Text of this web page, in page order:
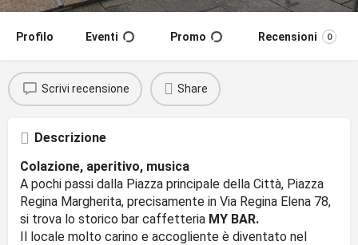
Profilo Eventi Promo Recensioni 0
Scrivi recensione Share
Descrizione
Colazione, aperitivo, musica
A pochi passi dalla Piazza principale della Città, Piazza
Regina Margherita, precisamente in Via Regina Elena 78,
si trova lo storico bar caffetteria MY BAR.
Il locale molto carino e accogliente è diventato nel